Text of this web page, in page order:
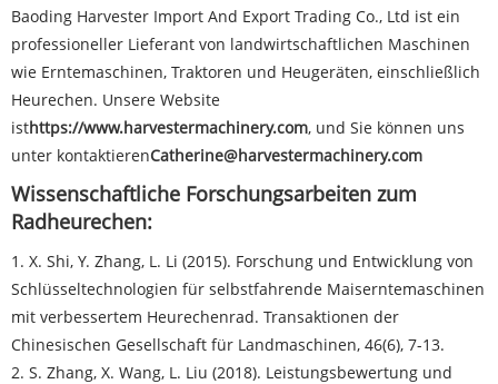
Baoding Harvester Import And Export Trading Co., Ltd ist ein
professioneller Lieferant von landwirtschaftlichen Maschinen
wie Erntemaschinen, Traktoren und Heugeräten, einschließlich
Heurechen. Unsere Website
isthttps://www.harvestermachinery.com, und Sie können uns
unter kontaktierenCatherine@harvestermachinery.com
Wissenschaftliche Forschungsarbeiten zum
Radheurechen:
1. X. Shi, Y. Zhang, L. Li (2015). Forschung und Entwicklung von
Schlüsseltechnologien für selbstfahrende Maiserntemaschinen
mit verbessertem Heurechenrad. Transaktionen der
Chinesischen Gesellschaft für Landmaschinen, 46(6), 7-13.
2. S. Zhang, X. Wang, L. Liu (2018). Leistungsbewertung und